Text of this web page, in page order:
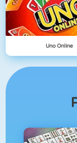
Uno Online